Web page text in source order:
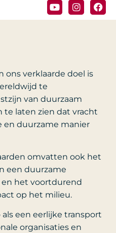
ons verklaarde doel is
te
van duurzaam
laten zien dat vracht
en duurzame manier
omvatten ook het
een duurzame
het voortdurend
op het milieu.
een eerlijke transport
organisaties en